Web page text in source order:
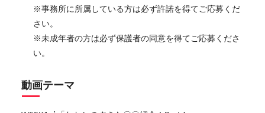
※事務所に所属している方は必ず許諾を得てご応募くだ
さい。
※未成年者の方は必ず保護者の同意を得てご応募くださ
い。
動画テーマ